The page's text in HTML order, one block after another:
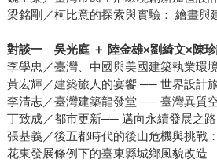
梁銘剛／柯比意的探索與實驗： 繪畫
對談一 吳光庭 ＋ 陸金雄×劉綺文×陳
李學忠／臺灣、中國與美國建築執業
黃宏輝／建築旅人的宴饗 ── 世界設計
李清志／臺灣建築龍發堂 ── 臺灣異質
丁致成／都市更新── 邁向永續發展
張基義／後五都時代的後山危機與挑戰：
花東發展條例下的臺東縣城鄉風貌改